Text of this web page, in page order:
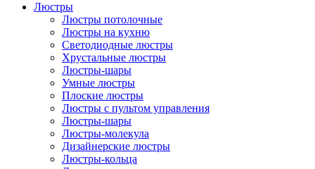
Люстры
Люстры потолочные
Люстры на кухню
Светодиодные люстры
Хрустальные люстры
Люстры-шары
Умные люстры
Плоские люстры
Люстры с пультом управления
Люстры-шары
Люстры-молекула
Дизайнерские люстры
Люстры-кольца